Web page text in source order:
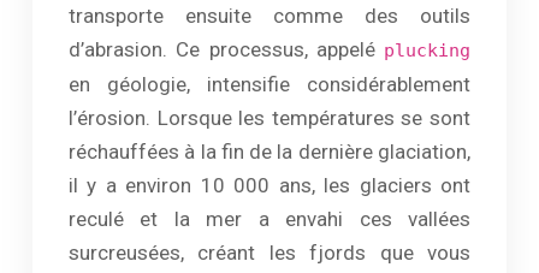
transporte ensuite comme des outils
d’abrasion. Ce processus, appelé plucking
en géologie, intensifie considérablement
l’érosion. Lorsque les températures se sont
réchauffées à la fin de la dernière glaciation,
il y a environ 10 000 ans, les glaciers ont
reculé et la mer a envahi ces vallées
surcreusées, créant les fjords que vous